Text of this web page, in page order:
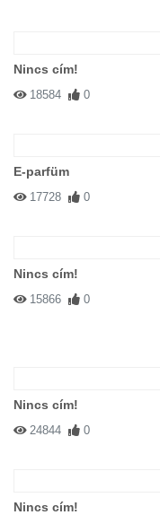
Nincs cím!
18584 0
E-parfüm
17728 0
Nincs cím!
15866 0
Nincs cím!
24844 0
Nincs cím!